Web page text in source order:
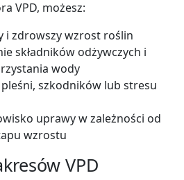
VPD, możesz:
i zdrowszy wzrost roślin
składników odżywczych i
wody
szkodników lub stresu
uprawy w zależności od
wzrostu
VPD